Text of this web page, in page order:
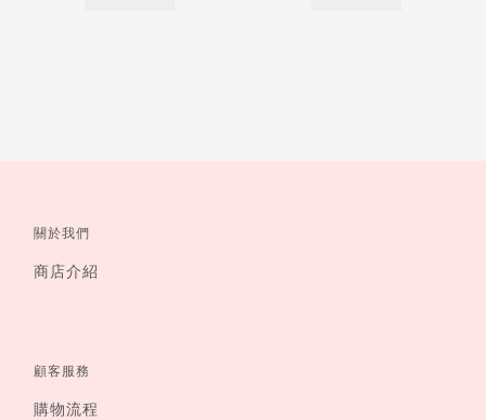
關於我們
商店介紹
顧客服務
購物流程